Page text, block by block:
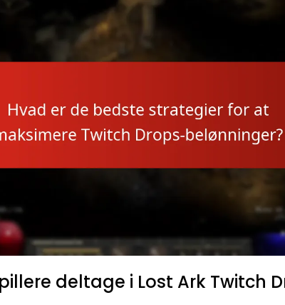
deltage i Lost Ark Twitch